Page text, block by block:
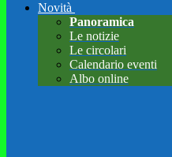
Novità
Panoramica
Le notizie
Le circolari
Calendario eventi
Albo online